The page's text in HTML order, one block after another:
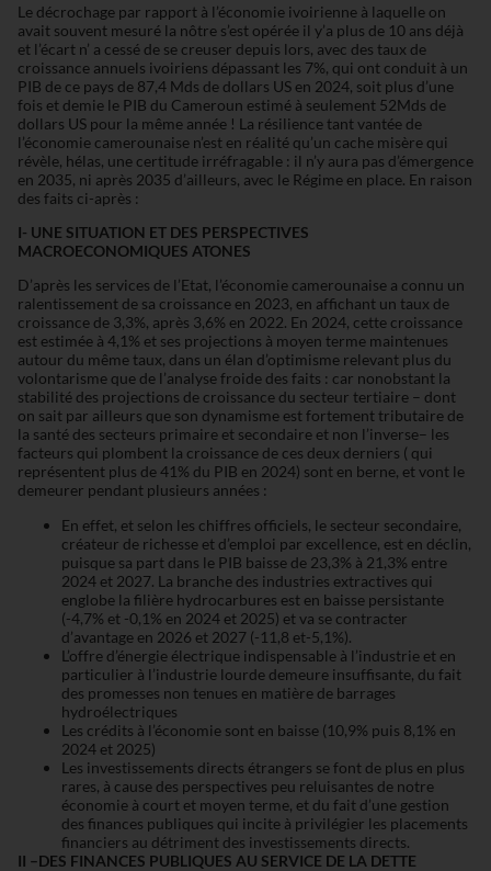
Le décrochage par rapport à l’économie ivoirienne à laquelle on
avait souvent mesuré la nôtre s’est opérée il y’a plus de 10 ans déjà
et l’écart n’ a cessé de se creuser depuis lors, avec des taux de
croissance annuels ivoiriens dépassant les 7%, qui ont conduit à un
PIB de ce pays de 87,4 Mds de dollars US en 2024, soit plus d’une
fois et demie le PIB du Cameroun estimé à seulement 52Mds de
dollars US pour la même année ! La résilience tant vantée de
l’économie camerounaise n’est en réalité qu’un cache misère qui
révèle, hélas, une certitude irréfragable : il n’y aura pas d’émergence
en 2035, ni après 2035 d’ailleurs, avec le Régime en place. En raison
des faits ci-après :
I- UNE SITUATION ET DES PERSPECTIVES
MACROECONOMIQUES ATONES
D’après les services de l’Etat, l’économie camerounaise a connu un
ralentissement de sa croissance en 2023, en affichant un taux de
croissance de 3,3%, après 3,6% en 2022. En 2024, cette croissance
est estimée à 4,1% et ses projections à moyen terme maintenues
autour du même taux, dans un élan d’optimisme relevant plus du
volontarisme que de l’analyse froide des faits : car nonobstant la
stabilité des projections de croissance du secteur tertiaire – dont
on sait par ailleurs que son dynamisme est fortement tributaire de
la santé des secteurs primaire et secondaire et non l’inverse– les
facteurs qui plombent la croissance de ces deux derniers ( qui
représentent plus de 41% du PIB en 2024) sont en berne, et vont le
demeurer pendant plusieurs années :
En effet, et selon les chiffres officiels, le secteur secondaire,
créateur de richesse et d’emploi par excellence, est en déclin,
puisque sa part dans le PIB baisse de 23,3% à 21,3% entre
2024 et 2027. La branche des industries extractives qui
englobe la filière hydrocarbures est en baisse persistante
(-4,7% et -0,1% en 2024 et 2025) et va se contracter
d’avantage en 2026 et 2027 (-11,8 et-5,1%).
L’offre d’énergie électrique indispensable à l’industrie et en
particulier à l’industrie lourde demeure insuffisante, du fait
des promesses non tenues en matière de barrages
hydroélectriques
Les crédits à l’économie sont en baisse (10,9% puis 8,1% en
2024 et 2025)
Les investissements directs étrangers se font de plus en plus
rares, à cause des perspectives peu reluisantes de notre
économie à court et moyen terme, et du fait d’une gestion
des finances publiques qui incite à privilégier les placements
financiers au détriment des investissements directs.
II –DES FINANCES PUBLIQUES AU SERVICE DE LA DETTE